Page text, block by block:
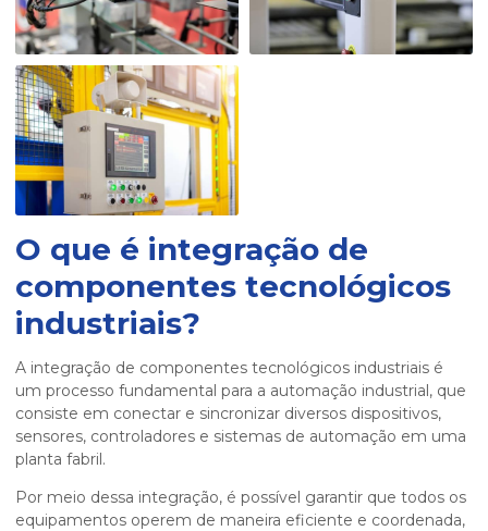
O que é integração de
componentes tecnológicos
industriais?
A integração de componentes tecnológicos industriais é
um processo fundamental para a automação industrial, que
consiste em conectar e sincronizar diversos dispositivos,
sensores, controladores e sistemas de automação em uma
planta fabril.
Por meio dessa integração, é possível garantir que todos os
equipamentos operem de maneira eficiente e coordenada,